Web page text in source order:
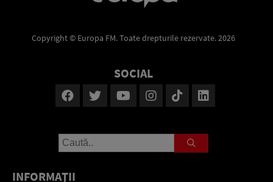
Copyright © Europa FM. Toate drepturile rezervate. 2026
SOCIAL
INFORMAŢII